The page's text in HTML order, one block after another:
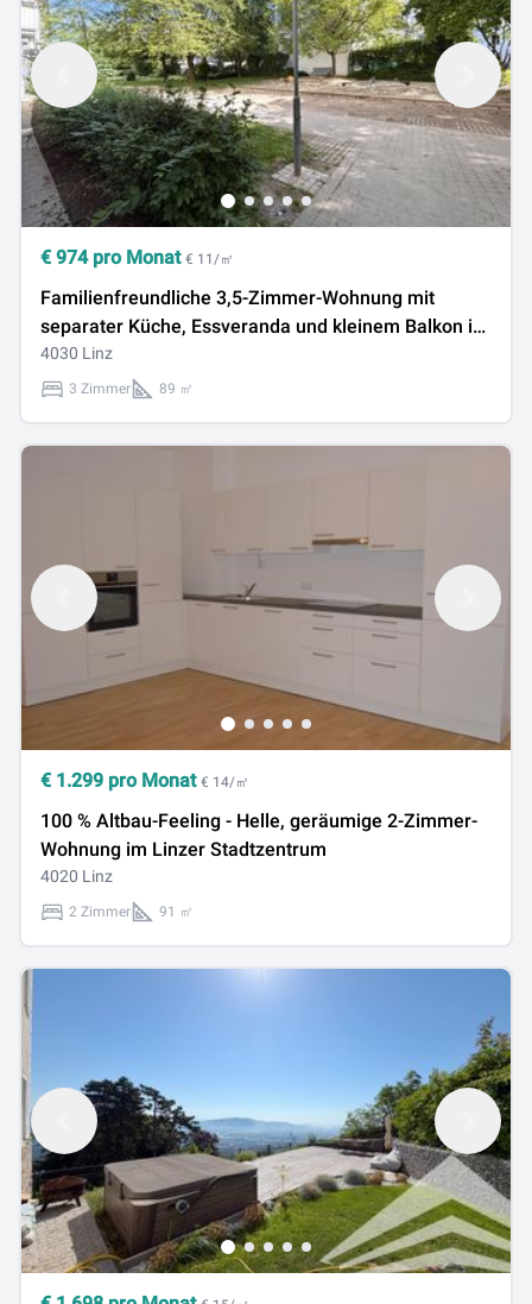
€ 974pro Monat € 11/㎡
Familienfreundliche 3,5-Zimmer-Wohnung mit
separater Küche, Essveranda und kleinem Balkon in
Linz/Ebelsberg! Bezug ab 01.09.2026!
4030 Linz
3 Zimmer 89 ㎡
€ 1.299 pro Monat € 14/㎡
100 % Altbau-Feeling - Helle, geräumige 2-Zimmer-
Wohnung im Linzer Stadtzentrum
4020 Linz
2 Zimmer 91 ㎡